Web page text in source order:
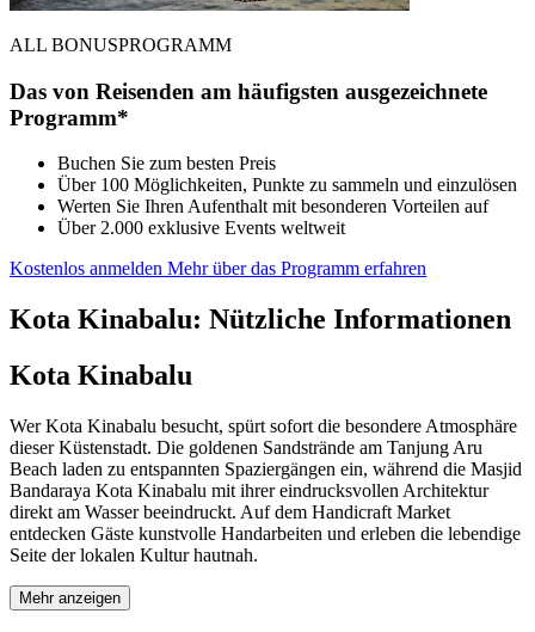
ALL BONUSPROGRAMM
Das von Reisenden am häufigsten ausgezeichnete
Programm*
Buchen Sie zum besten Preis
Über 100 Möglichkeiten, Punkte zu sammeln und einzulösen
Werten Sie Ihren Aufenthalt mit besonderen Vorteilen auf
Über 2.000 exklusive Events weltweit
Kostenlos anmelden Mehr über das Programm erfahren
Kota Kinabalu: Nützliche Informationen
Kota Kinabalu
Wer Kota Kinabalu besucht, spürt sofort die besondere Atmosphäre
dieser Küstenstadt. Die goldenen Sandstrände am Tanjung Aru
Beach laden zu entspannten Spaziergängen ein, während die Masjid
Bandaraya Kota Kinabalu mit ihrer eindrucksvollen Architektur
direkt am Wasser beeindruckt. Auf dem Handicraft Market
entdecken Gäste kunstvolle Handarbeiten und erleben die lebendige
Seite der lokalen Kultur hautnah.
Mehr anzeigen